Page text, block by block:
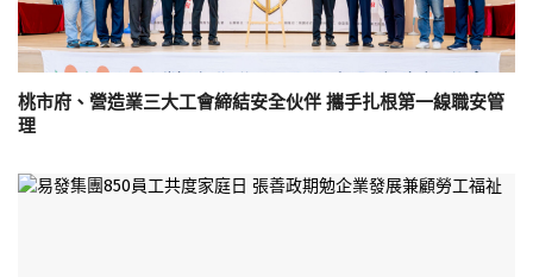
桃市府、營造業三大工會締結安全伙伴 攜手扎根第一線職安管
理